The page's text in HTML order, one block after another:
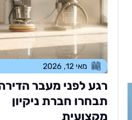
מאי 12, 2026
רגע לפני מעבר
תבחרו חברת ניקיון
מקצועית